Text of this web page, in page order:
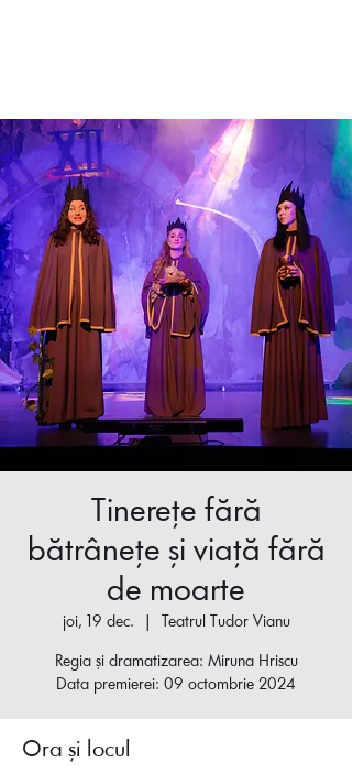
Tinerețe fără
bătrânețe și viață fără
de moarte
joi, 19 dec. Teatrul Tudor Vianu
Regia și dramatizarea: Miruna Hriscu
Data premierei: 09 octombrie 2024
Ora și locul